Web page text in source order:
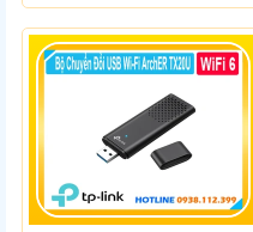
nơi với tốc độ 4G LTE tải xuống lên
đến 150Mbps. Chuẩn WiFi 6
AX300, pin 2400mAh hoạt động
đến 10 giờ và khả năng kết nối